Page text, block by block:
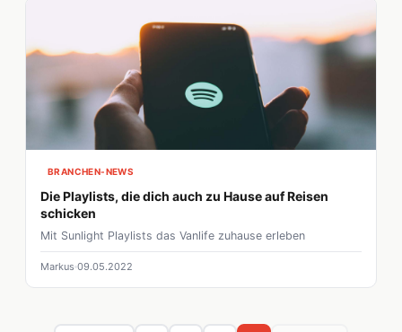
BRANCHEN-NEWS
Die Playlists, die dich auch zu Hause auf Reisen
schicken
Mit Sunlight Playlists das Vanlife zuhause erleben
Markus 09.05.2022